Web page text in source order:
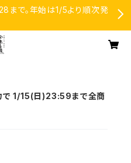
まで。年始は1/5より順次発
で 1/15(日)23:59まで全商